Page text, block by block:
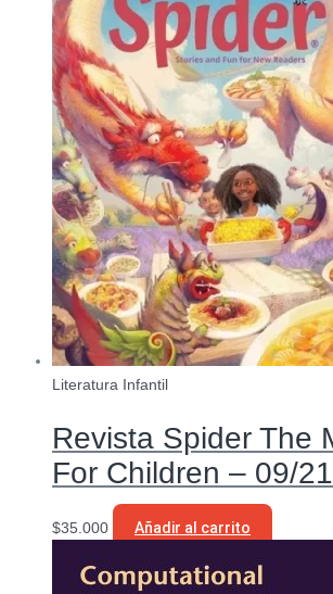
Literatura Infantil
Revista Spider The
For Children – 09/21
$35.000 Añadir al carrito